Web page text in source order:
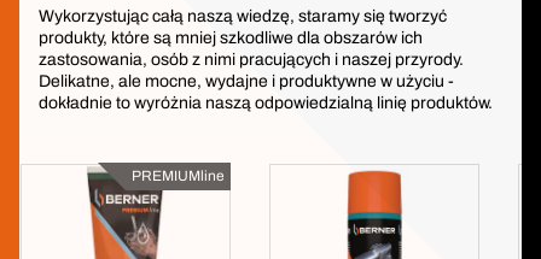
Wykorzystując całą naszą wiedzę, staramy się tworzyć
produkty, które są mniej szkodliwe dla obszarów ich
zastosowania, osób z nimi pracujących i naszej przyrody.
Delikatne, ale mocne, wydajne i produktywne w użyciu -
dokładnie to wyróżnia naszą odpowiedzialną linię produktów.
PREMIUMline